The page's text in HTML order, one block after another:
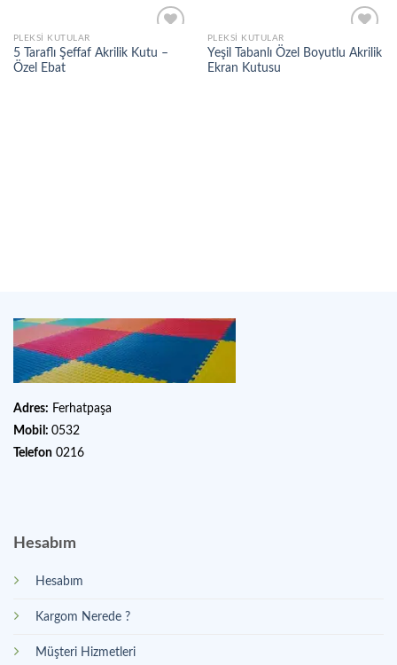
PLEKSI KUTULAR
5 Taraflı Şeffaf Akrilik Kutu –
Özel Ebat
PLEKSI KUTULAR
Yeşil Tabanlı Özel Boyutlu Akrilik
Ekran Kutusu
Adres: Ferhatpaşa
Mobil: 0532
Telefon 0216
Hesabım
Hesabım
Kargom Nerede ?
Müşteri Hizmetleri